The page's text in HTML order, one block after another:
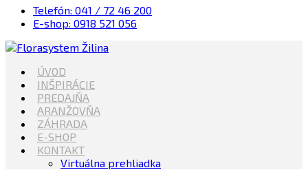
Telefón: 041 / 72 46 200
E-shop: 0918 521 056
Florasystem Žilina
Kvety, Sviečky, dekorácie, Záhrada
ÚVOD
INŠPIRÁCIE
PREDAJŇA
ARANŽOVŇA
ZÁHRADA
E-SHOP
KONTAKT
Virtuálna prehliadka